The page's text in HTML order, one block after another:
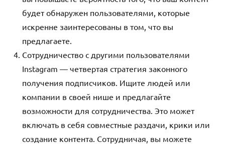
будет обнаружен пользователями, которые
искренне заинтересованы в том, что вы
предлагаете.
Сотрудничество с другими пользователями
Instagram — четвертая стратегия законного
получения подписчиков. Ищите людей или
компании в своей нише и предлагайте
возможности для сотрудничества. Это может
включать в себя совместные раздачи, крики или
создание контента. Сотрудничая, вы можете